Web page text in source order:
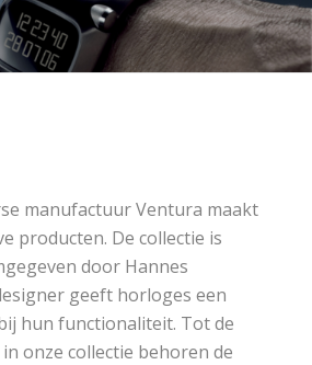
manufactuur Ventura maakt
producten. De collectie is
door Hannes
geeft horloges een
hun functionaliteit. Tot de
onze collectie behoren de